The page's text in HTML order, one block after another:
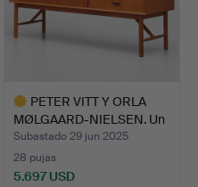
PETER VITT Y ORLA
MØLGAARD-NIELSEN. Un
apa…
Subastado 29 jun 2025
28 pujas
5.697 USD